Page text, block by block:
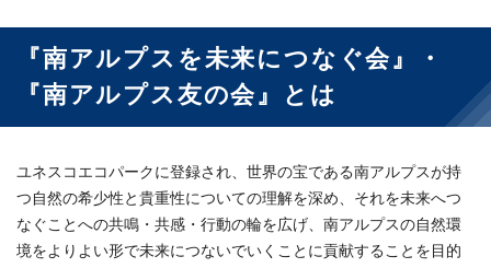
『南アルプスを未来につなぐ会』・
『南アルプス友の会』とは
ユネスコエコパークに登録され、世界の宝である南アルプスが持
つ自然の希少性と貴重性についての理解を深め、それを未来へつ
なぐことへの共鳴・共感・行動の輪を広げ、南アルプスの自然環
境をよりよい形で未来につないでいくことに貢献することを目的